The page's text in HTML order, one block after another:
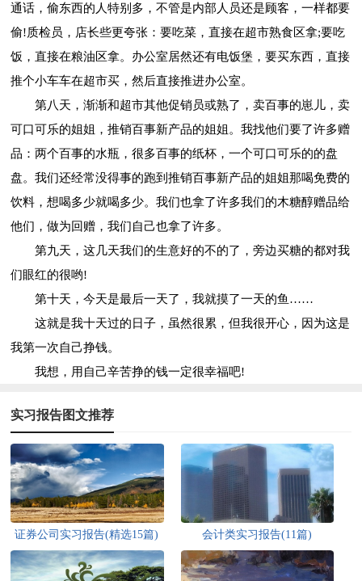
通话，偷东西的人特别多，不管是内部人员还是顾客，一样都要
偷!质检员，店长些更夸张：要吃菜，直接在超市熟食区拿;要吃
饭，直接在粮油区拿。办公室居然还有电饭堡，要买东西，直接
推个小车车在超市买，然后直接推进办公室。
第八天，渐渐和超市其他促销员或熟了，卖百事的崽儿，卖
可口可乐的姐姐，推销百事新产品的姐姐。我找他们要了许多赠
品：两个百事的水瓶，很多百事的纸杯，一个可口可乐的的盘
盘。我们还经常没得事的跑到推销百事新产品的姐姐那喝免费的
饮料，想喝多少就喝多少。我们也拿了许多我们的木糖醇赠品给
他们，做为回赠，我们自己也拿了许多。
第九天，这几天我们的生意好的不的了，旁边买糖的都对我
们眼红的很哟!
第十天，今天是最后一天了，我就摸了一天的鱼……
这就是我十天过的日子，虽然很累，但我很开心，因为这是
我第一次自己挣钱。
我想，用自己辛苦挣的钱一定很幸福吧!
实习报告图文推荐
证券公司实习报告(精选15篇) 会计类实习报告(11篇)